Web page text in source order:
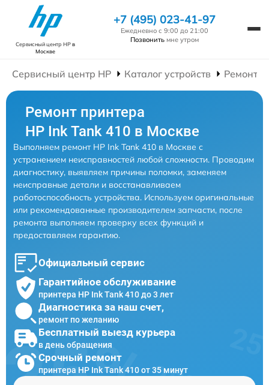
Сервисный центр HPв
Москве
+7 (495) 023-41-97
Ежедневно с 9:00 до 21:00
Позвонить мне утром
Сервисный центр HP Каталог устройств Ремонт
Ремонт принтера
HP Ink Tank 410 в Москве
Выполняем ремонт HP Ink Tank 410 в Москве с
устранением неисправностей любой сложности. Проводим
диагностику, выявляем причины поломки, заменяем
неисправные детали и восстанавливаем
работоспособность устройства. Используем оригинальные
или рекомендованные производителем запчасти, после
ремонта выполняем проверку всех функций и
предоставляем гарантию.
Официальный сервис
Гарантийное обслуживание
принтера HP Ink Tank 410 до 3 лет
Диагностика за наш счет,
ремонт по желанию
Бесплатный выезд курьера
в день обращения
Срочный ремонт
принтера HP Ink Tank 410 от 35 минут